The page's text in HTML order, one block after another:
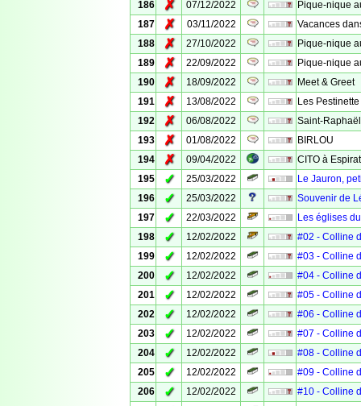
186
✗ 07/12/2022
Pique-nique
187
✗ 03/11/2022
Vacances
188
✗ 27/10/2022
Pique-nique
189
✗ 22/09/2022
Pique-nique
190
✗ 18/09/2022
Meet & Greet
191
✗ 13/08/2022
Les
192
✗ 06/08/2022
Saint-Raphaël
193
✗ 01/08/2022
BIRLOU
194
✗ 09/04/2022
CITO à Espirat
195
✓ 25/03/2022
Le Jauron,
196
✓ 25/03/2022
Souvenir de
197
✓ 22/03/2022
Les églises
198
✓ 12/02/2022
#02 - Colline
199
✓ 12/02/2022
#03 - Colline
200
✓ 12/02/2022
#04 - Colline
201
✓ 12/02/2022
#05 - Colline
202
✓ 12/02/2022
#06 - Colline
203
✓ 12/02/2022
#07 - Colline
204
✓ 12/02/2022
#08 - Colline
205
✓ 12/02/2022
#09 - Colline
206
✓ 12/02/2022
#10 - Colline